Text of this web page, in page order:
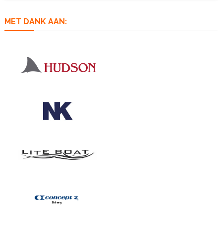
MET DANK AAN: